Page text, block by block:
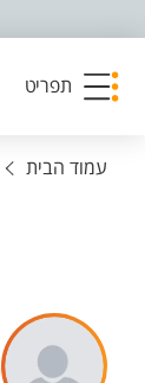
תפריט
עמוד הבית